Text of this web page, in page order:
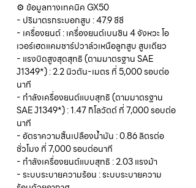
⚙️ ข้อมูลทางเทคนิค GX50
- ปริมาตรกระบอกสูบ : 47.9 ซีซี
- เครื่องยนต์ : เครื่องยนต์เบนซิน 4 จังหวะ โอ
เวอร์เฮดแคมชาร์ปวาล์วเหนือลูกสูบ สูบเดียว
- แรงบิดสูงสุดสุทธิ (ตามมาตรฐาน SAE
J1349*) : 2.2 นิวตัน-เมตร ที่ 5,000 รอบต่อ
นาที
- กำลังเครื่องยนต์แบบสุทธิ (ตามมาตรฐาน
SAE J1349*) : 1.47 กิโลวัตต์ ที่ 7,000 รอบต่อ
นาที
- อัตราความสิ้นเปลืองน้ำมัน : 0.86 ลิตรต่อ
ชั่วโมง ที่ 7,000 รอบต่อนาที
- กำลังเครื่องยนต์แบบสุทธิ : 2.03 แรงม้า
- ระบบระบายความร้อน : ระบบระบายความ